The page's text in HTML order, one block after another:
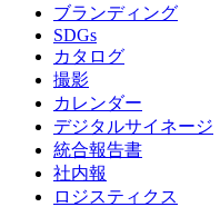
ブランディング
SDGs
カタログ
撮影
カレンダー
デジタルサイネージ
統合報告書
社内報
ロジスティクス